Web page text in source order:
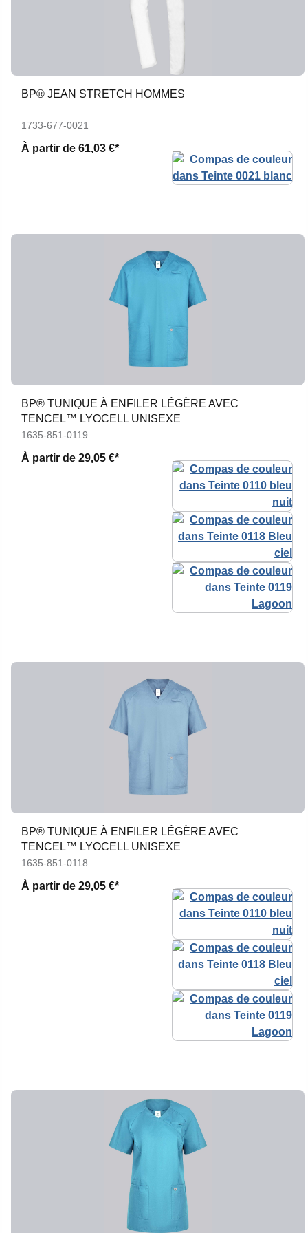
BP® JEAN STRETCH HOMMES
1733-677-0021
À partir de 61,03 €*
BP® TUNIQUE À ENFILER LÉGÈRE AVEC
TENCEL™ LYOCELL UNISEXE
1635-851-0119
À partir de 29,05 €*
BP® TUNIQUE À ENFILER LÉGÈRE AVEC
TENCEL™ LYOCELL UNISEXE
1635-851-0118
À partir de 29,05 €*